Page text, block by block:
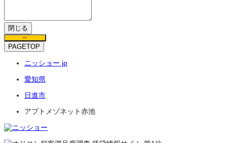
閉じる
保存
PAGETOP
ニッショー.jp
愛知県
日進市
アプトメゾネット赤池